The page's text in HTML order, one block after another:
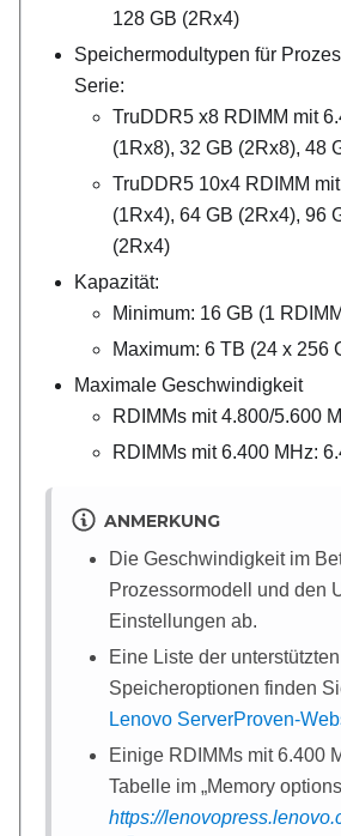
128 GB (2Rx4)
Speichermodultypen für
Serie:
TruDDR5 x8 RDIMM mit
(1Rx8), 32 GB (2Rx8), 48
TruDDR5 10x4 RDIMM
(1Rx4), 64 GB (2Rx4), 96
(2Rx4)
Kapazität:
Minimum: 16 GB (1
Maximum: 6 TB (24 x 256
Maximale Geschwindigkeit
RDIMMs mit 4.800/5.600
RDIMMs mit 6.400 MHz:
ANMERKUNG
Die Geschwindigkeit im
Prozessormodell und den
Einstellungen ab.
Eine Liste der unterstützten
Speicheroptionen finden
Lenovo ServerProven-
Einige RDIMMs mit 6.400
Tabelle im
Memory options
https://